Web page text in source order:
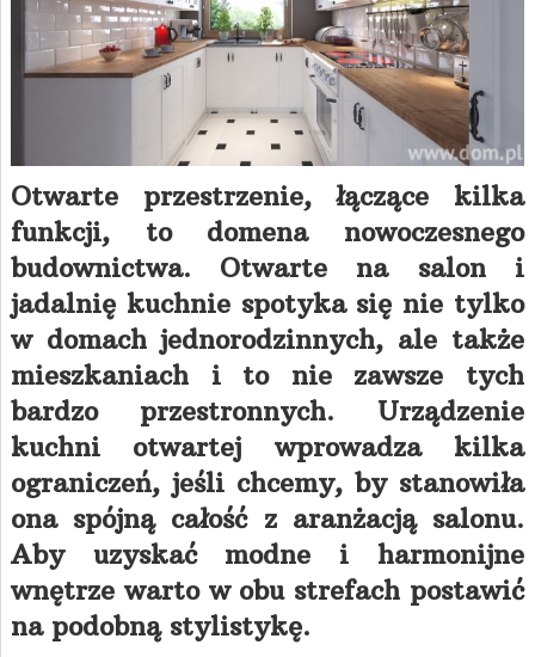
Otwarte przestrzenie, łączące kilka
funkcji, to domena nowoczesnego
budownictwa. Otwarte na salon i
jadalnię kuchnie spotyka się nie tylko
w domach jednorodzinnych, ale także
mieszkaniach i to nie zawsze tych
bardzo przestronnych. Urządzenie
kuchni otwartej wprowadza kilka
ograniczeń, jeśli chcemy, by stanowiła
ona spójną całość z aranżacją salonu.
Aby uzyskać modne i harmonijne
wnętrze warto w obu strefach postawić
na podobną stylistykę.